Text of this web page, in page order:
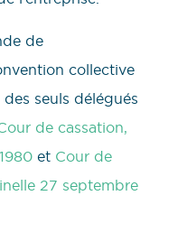
de
collective
seuls délégués
de cassation,
et Cour de
27 septembre